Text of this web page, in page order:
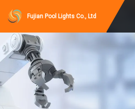
Fujian Pool Lights Co., Ltd